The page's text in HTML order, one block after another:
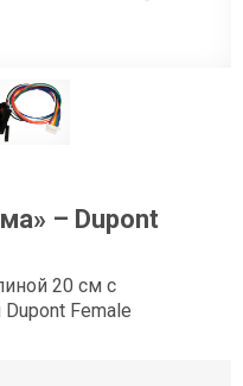
– Dupont
20 см с
Female